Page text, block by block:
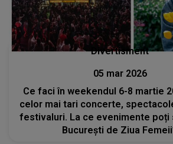
Divertisment
05 mar 2026
Ce faci în weekendul 6-8 martie
celor mai tari concerte,
festivaluri. La ce evenimente poți
București de Ziua